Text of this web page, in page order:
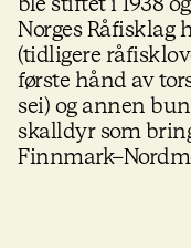
Norges Råfisklag
(tidligere
første hånd av
sei) og annen
skalldyr som